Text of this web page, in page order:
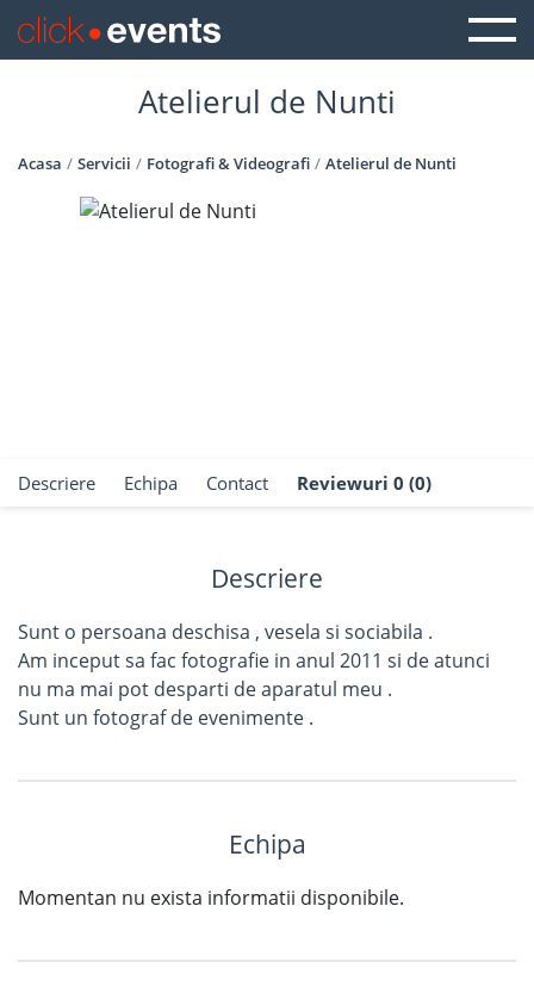
Atelierul de Nunti
Acasa Servicii Fotografi & Videografi Atelierul de Nunti
Descriere Echipa Contact Reviewuri 0 (0)
Descriere
Sunt o persoana deschisa , vesela si sociabila .
Am inceput sa fac fotografie in anul 2011 si de atunci
nu ma mai pot desparti de aparatul meu .
Sunt un fotograf de evenimente .
Echipa
Momentan nu exista informatii disponibile.